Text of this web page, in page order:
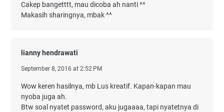
Cakep bangetttt, mau dicoba ah nanti ^^
Makasih sharingnya, mbak ^^
lianny hendrawati
September 8, 2016 at 2:52 PM
Wow keren hasilnya, mb Lus kreatif. Kapan-kapan mau
nyoba juga ah.
Btw soal nyatet password, aku jugaaaa, tapi nyatetnya di